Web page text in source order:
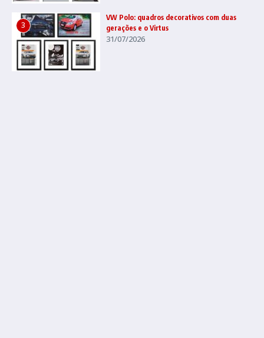
3
VW Polo: quadros decorativos com duas
gerações e o Virtus
31/07/2026